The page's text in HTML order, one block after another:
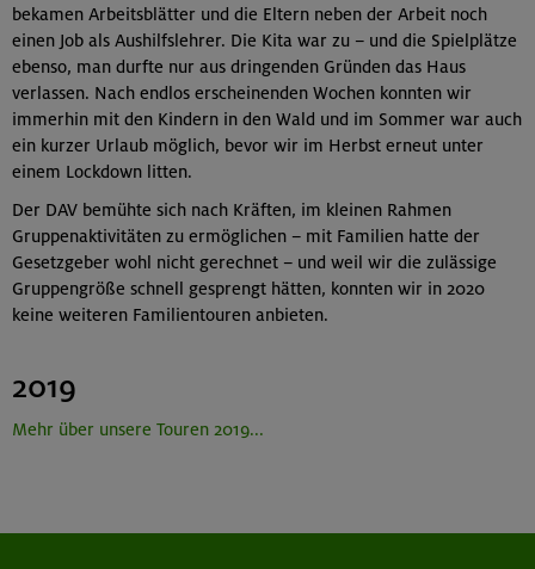
bekamen Arbeitsblätter und die Eltern neben der Arbeit noch
einen Job als Aushilfslehrer. Die Kita war zu – und die Spielplätze
ebenso, man durfte nur aus dringenden Gründen das Haus
verlassen. Nach endlos erscheinenden Wochen konnten wir
immerhin mit den Kindern in den Wald und im Sommer war auch
ein kurzer Urlaub möglich, bevor wir im Herbst erneut unter
einem Lockdown litten.
Der DAV bemühte sich nach Kräften, im kleinen Rahmen
Gruppenaktivitäten zu ermöglichen – mit Familien hatte der
Gesetzgeber wohl nicht gerechnet – und weil wir die zulässige
Gruppengröße schnell gesprengt hätten, konnten wir in 2020
keine weiteren Familientouren anbieten.
2019
Mehr über unsere Touren 2019...